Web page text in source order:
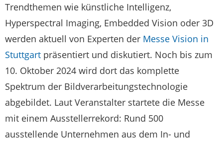
Trendthemen wie künstliche Intelligenz,
Hyperspectral Imaging, Embedded Vision oder 3D
werden aktuell von Experten der Messe Vision in
Stuttgart präsentiert und diskutiert. Noch bis zum
10. Oktober 2024 wird dort das komplette
Spektrum der Bildverarbeitungstechnologie
abgebildet. Laut Veranstalter startete die Messe
mit einem Ausstellerrekord: Rund 500
ausstellende Unternehmen aus dem In- und